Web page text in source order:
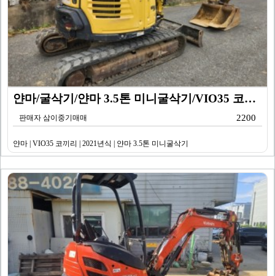
얀마/굴삭기/얀마 3.5톤 미니굴삭기/VIO35 코끼리…
판매자 삼이중기매매 2200
얀마 | VIO35 코끼리 | 2021년식 | 얀마 3.5톤 미니굴삭기